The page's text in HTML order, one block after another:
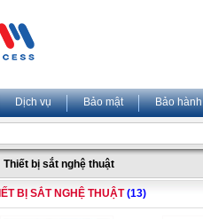
Dịch vụ Bảo mật Bảo hành
Thiết bị sắt nghệ thuật
BỊ SẮT NGHỆ THUẬT (13)